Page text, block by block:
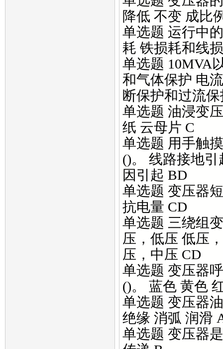
降低 不变 成比
单选题 运行中
耗 铁损耗和线
单选题 10MVA
和气体保护 电
断保护和过流
单选题 油浸变
纸 云母片 C
单选题 用手触
()。 线路接地
因引起 BD
单选题 变压器
抗电量 CD
单选题 三绕组
压，低压 低压
压，中压 CD
单选题 变压器
()。 蓝色 黄色
单选题 变压器
绝缘 消弧 润滑
单选题 变压器